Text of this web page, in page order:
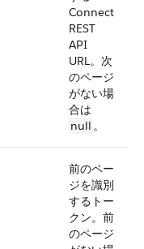
Connect
REST
API
URL。次
のページ
がない場
合は
null 。
前のペー
ジを識別
するトー
クン。前
のページ